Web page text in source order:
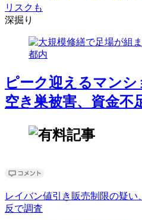
リスクも
深掘り
ピーク迎えるマン
空き巣被害、資金不
レイバン値引き販売制限の疑
反で調査